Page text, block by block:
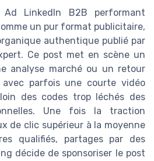
LinkedIn B2B performant
un pur format publicitaire,
authentique publié par
Ce post met en scène un
analyse marché ou un retour
avec parfois une courte vidéo
des codes trop léchés des
Une fois la traction
de clic supérieur à la moyenne
qualifiés, partages par des
décide de sponsoriser le post